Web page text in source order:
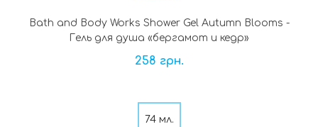
Bath and Body Works Shower Gel Autumn Blooms -
Гель для душа «бергамот и кедр»
258 грн.
74 мл.